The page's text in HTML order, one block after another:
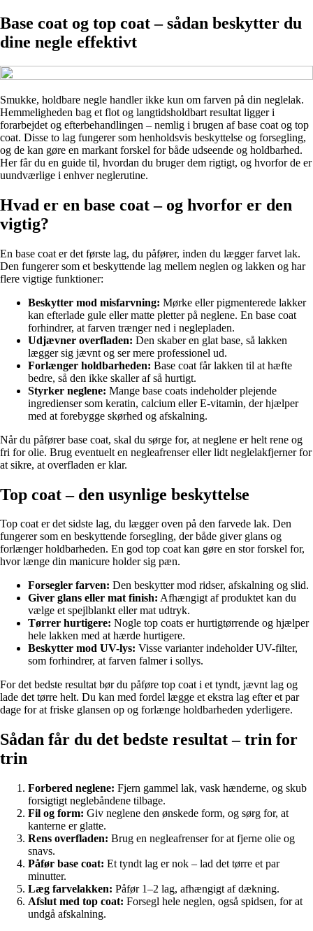
Base coat og top coat – sådan beskytter du
dine negle effektivt
Smukke, holdbare negle handler ikke kun om farven på din neglelak.
Hemmeligheden bag et flot og langtidsholdbart resultat ligger i
forarbejdet og efterbehandlingen – nemlig i brugen af base coat og top
coat. Disse to lag fungerer som henholdsvis beskyttelse og forsegling,
og de kan gøre en markant forskel for både udseende og holdbarhed.
Her får du en guide til, hvordan du bruger dem rigtigt, og hvorfor de er
uundværlige i enhver neglerutine.
Hvad er en base coat – og hvorfor er den
vigtig?
En base coat er det første lag, du påfører, inden du lægger farvet lak.
Den fungerer som et beskyttende lag mellem neglen og lakken og har
flere vigtige funktioner:
Beskytter mod misfarvning: Mørke eller pigmenterede lakker
kan efterlade gule eller matte pletter på neglene. En base coat
forhindrer, at farven trænger ned i neglepladen.
Udjævner overfladen: Den skaber en glat base, så lakken
lægger sig jævnt og ser mere professionel ud.
Forlænger holdbarheden: Base coat får lakken til at hæfte
bedre, så den ikke skaller af så hurtigt.
Styrker neglene: Mange base coats indeholder plejende
ingredienser som keratin, calcium eller E-vitamin, der hjælper
med at forebygge skørhed og afskalning.
Når du påfører base coat, skal du sørge for, at neglene er helt rene og
fri for olie. Brug eventuelt en negleafrenser eller lidt neglelakfjerner for
at sikre, at overfladen er klar.
Top coat – den usynlige beskyttelse
Top coat er det sidste lag, du lægger oven på den farvede lak. Den
fungerer som en beskyttende forsegling, der både giver glans og
forlænger holdbarheden. En god top coat kan gøre en stor forskel for,
hvor længe din manicure holder sig pæn.
Forsegler farven: Den beskytter mod ridser, afskalning og slid.
Giver glans eller mat finish: Afhængigt af produktet kan du
vælge et spejlblankt eller mat udtryk.
Tørrer hurtigere: Nogle top coats er hurtigtørrende og hjælper
hele lakken med at hærde hurtigere.
Beskytter mod UV-lys: Visse varianter indeholder UV-filter,
som forhindrer, at farven falmer i sollys.
For det bedste resultat bør du påføre top coat i et tyndt, jævnt lag og
lade det tørre helt. Du kan med fordel lægge et ekstra lag efter et par
dage for at friske glansen op og forlænge holdbarheden yderligere.
Sådan får du det bedste resultat – trin for
trin
Forbered neglene: Fjern gammel lak, vask hænderne, og skub
forsigtigt neglebåndene tilbage.
Fil og form: Giv neglene den ønskede form, og sørg for, at
kanterne er glatte.
Rens overfladen: Brug en negleafrenser for at fjerne olie og
snavs.
Påfør base coat: Et tyndt lag er nok – lad det tørre et par
minutter.
Læg farvelakken: Påfør 1–2 lag, afhængigt af dækning.
Afslut med top coat: Forsegl hele neglen, også spidsen, for at
undgå afskalning.